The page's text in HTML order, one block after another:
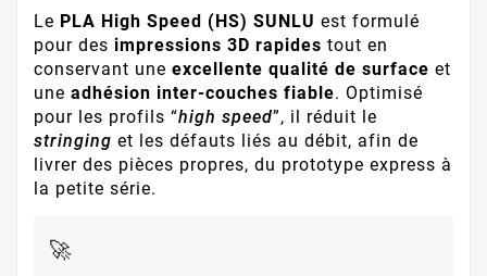
Le PLA High Speed (HS) SUNLU est formulé
pour des impressions 3D rapides tout en
conservant une excellente qualité de surface et
une adhésion inter-couches fiable. Optimisé
pour les profils “high speed”, il réduit le
stringing et les défauts liés au débit, afin de
livrer des pièces propres, du prototype express à
la petite série.
🚀